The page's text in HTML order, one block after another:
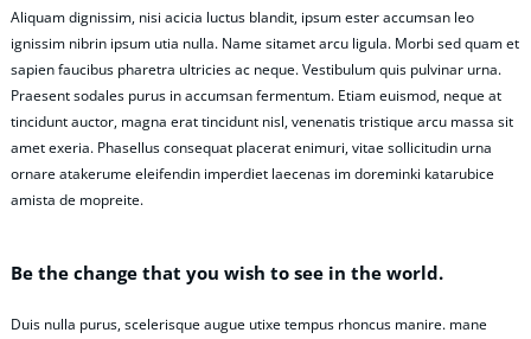
Aliquam dignissim, nisi acicia luctus blandit, ipsum ester accumsan leo
ignissim nibrin ipsum utia nulla. Name sitamet arcu ligula. Morbi sed quam et
sapien faucibus pharetra ultricies ac neque. Vestibulum quis pulvinar urna.
Praesent sodales purus in accumsan fermentum. Etiam euismod, neque at
tincidunt auctor, magna erat tincidunt nisl, venenatis tristique arcu massa sit
amet exeria. Phasellus consequat placerat enimuri, vitae sollicitudin urna
ornare atakerume eleifendin imperdiet laecenas im doreminki katarubice
amista de mopreite.
Be the change that you wish to see in the world.
Duis nulla purus, scelerisque augue utixe tempus rhoncus manire. mane